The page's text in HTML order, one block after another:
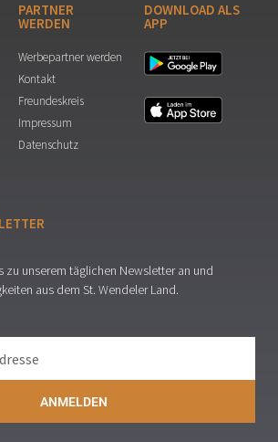
PARTNER
WERDEN
Werbepartner werden
Kontakt
Freundeskreis
Impressum
Datenschutz
DOWNLOAD ALS
APP
zu unserem täglichen Newsletter an und
aus dem St. Wendeler Land.
ANMELDEN